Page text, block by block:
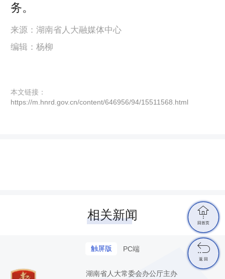
务。
来源：湖南省人大融媒体中心
编辑：杨柳
本文链接：
https://m.hnrd.gov.cn/content/646956/94/15511568.html
相关新闻
触屏版 PC端
湖南省人大常委会办公厅主办

回首页

返 回